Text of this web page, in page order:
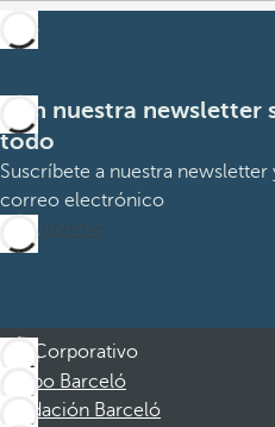
Con nuestra
todo
Suscríbete a nuestra
correo electrónico
Suscribirme
Corporativo
Grupo Barceló
Fundación Barceló